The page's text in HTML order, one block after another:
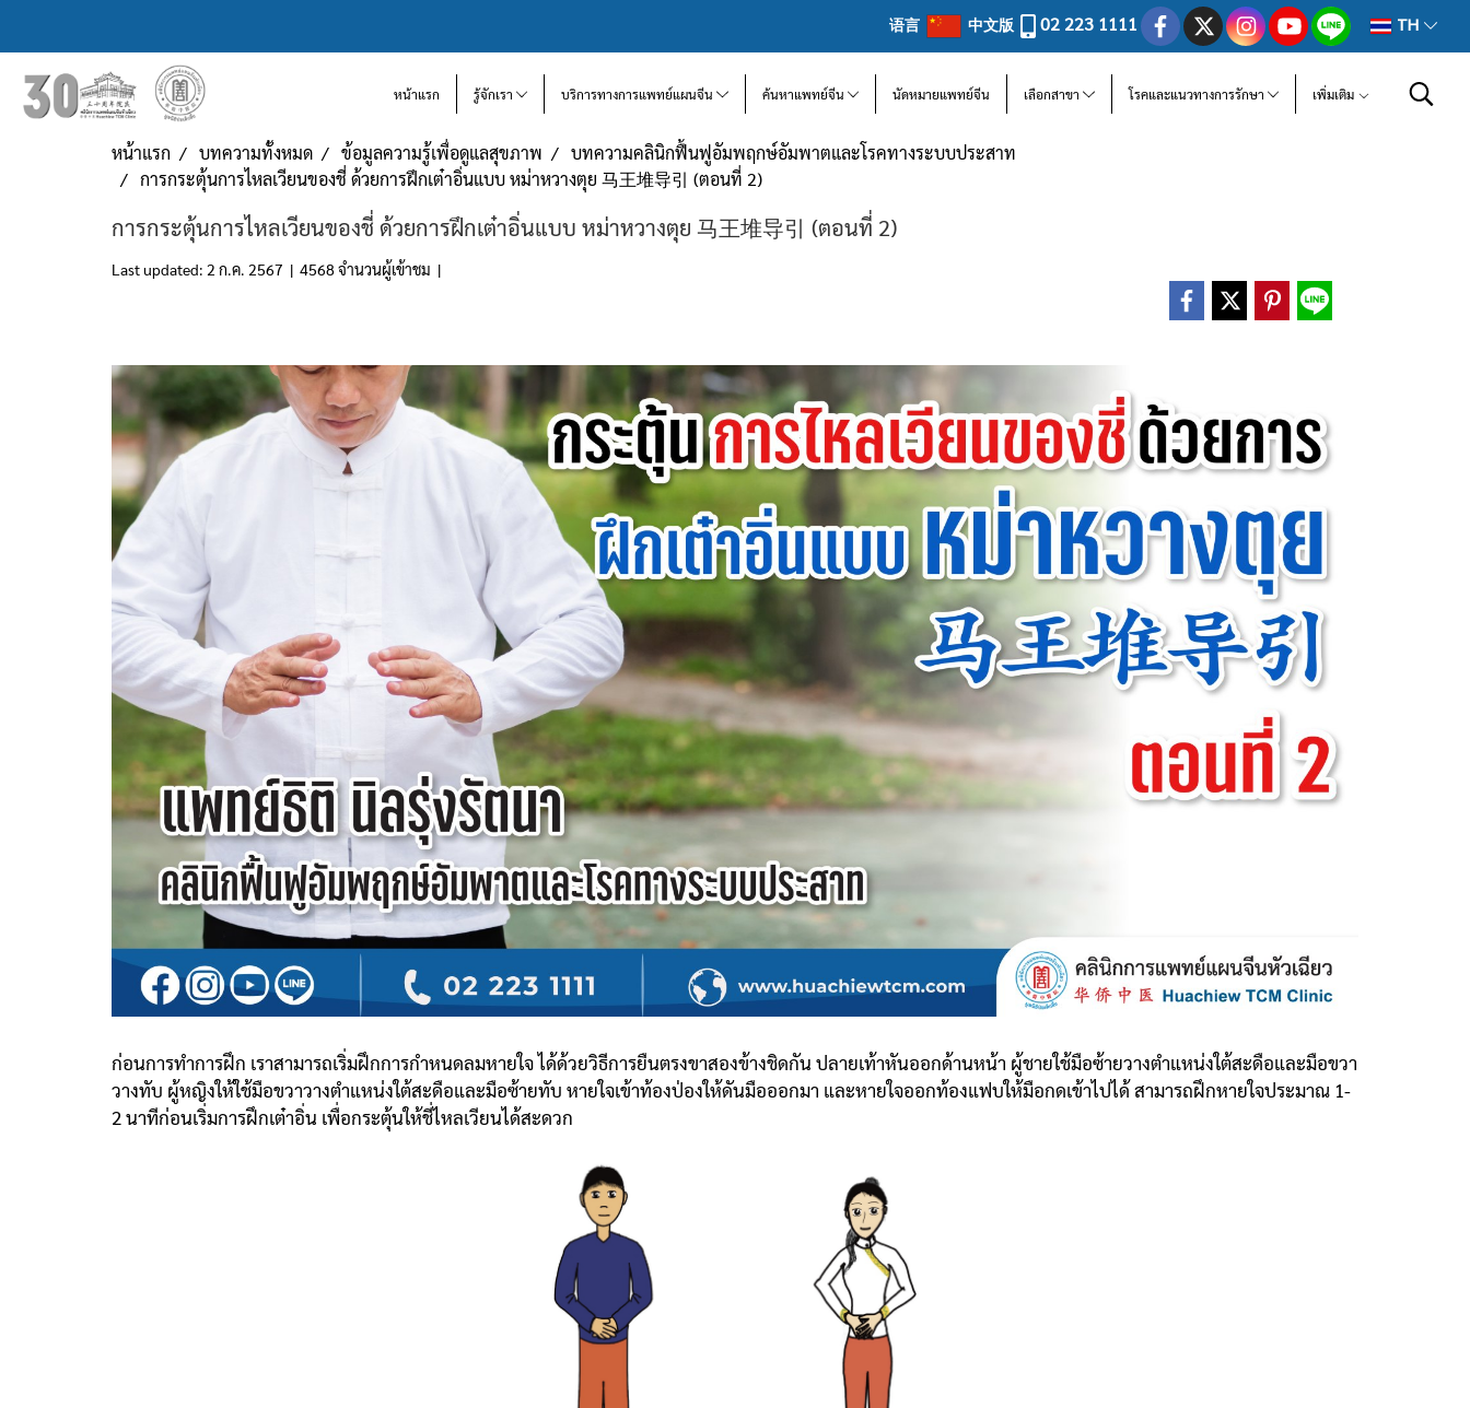
语言 中文版 02 223 1111 TH
หน้าแรก รู้จักเรา บริการทางการแพทย์แผนจีน ค้นหาแพทย์จีน นัดหมายแพทย์จีน เลือกสาขา โรคและแนวทางการรักษา เพิ่มเติม
หน้าแรก บทความทั้งหมด ข้อมูลความรู้เพื่อดูแลสุขภาพ
บทความคลินิกฟื้นฟูอัมพฤกษ์อัมพาตและโรคทางระบบประสาท
การกระตุ้นการไหลเวียนของชี่ ด้วยการฝึกเต๋าอิ่นแบบ หม่าหวางตุย 马王堆导引 (ตอนที่ 2)
การกระตุ้นการไหลเวียนของชี่ ด้วยการฝึกเต๋าอิ่นแบบ หม่าหวางตุย 马王堆导引 (ตอนที่ 2)
Last updated: 2 ก.ค. 2567 | 4568 จำนวนผู้เข้าชม |
ก่อนการทำการฝึก เราสามารถเริ่มฝึกการกำหนดลมหายใจ ได้ด้วยวิธีการยืนตรงขาสองข้างชิดกัน ปลายเท้าหันออกด้านหน้า ผู้ชายใช้มือซ้ายวางตำแหน่งใต้สะดือและมือขวา
วางทับ ผู้หญิงให้ใช้มือขวาวางตำแหน่งใต้สะดือและมือซ้ายทับ หายใจเข้าท้องป่องให้ดันมือออกมา และหายใจออกท้องแฟบให้มือกดเข้าไปได้ สามารถฝึกหายใจประมาณ 1-
2 นาทีก่อนเริ่มการฝึกเต๋าอิ่น เพื่อกระตุ้นให้ชี่ไหลเวียนได้สะดวก